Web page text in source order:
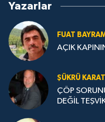
Yazarlar
FUAT
AÇIK
ŞÜKRÜ
ÇÖP
DEĞİL